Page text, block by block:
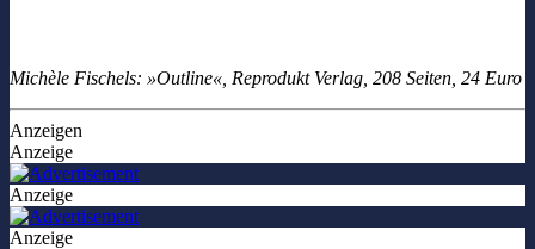
Michèle Fischels: »Outline«, Reprodukt Verlag, 208 Seiten, 24 Euro
Anzeigen
Anzeige
Anzeige
Anzeige